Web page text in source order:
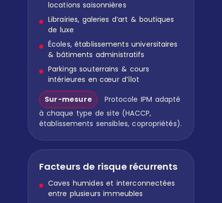
locations saisonnières
Librairies, galeries d’art & boutiques
de luxe
Écoles, établissements universitaires
& bâtiments administratifs
Parkings souterrains & cours
intérieures en cœur d’îlot
Sur-mesure
Protocole IPM adapté
à chaque type de site (HACCP,
établissements sensibles, copropriétés).
Facteurs de risque récurrents
Caves humides et interconnectées
entre plusieurs immeubles